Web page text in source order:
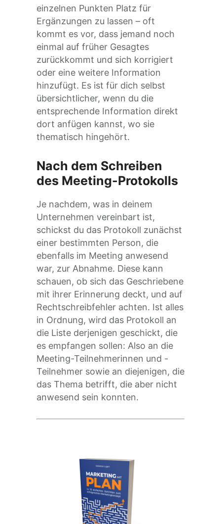
einzelnen Punkten Platz für
Ergänzungen zu lassen – oft
kommt es vor, dass jemand noch
einmal auf früher Gesagtes
zurückkommt und sich korrigiert
oder eine weitere Information
hinzufügt. Es ist für dich selbst
übersichtlicher, wenn du die
entsprechende Information direkt
dort anfügen kannst, wo sie
thematisch hingehört.
Nach dem Schreiben
des Meeting-Protokolls
Je nachdem, was in deinem
Unternehmen vereinbart ist,
schickst du das Protokoll zunächst
einer bestimmten Person, die
ebenfalls im Meeting anwesend
war, zur Abnahme. Diese kann
schauen, ob sich das Geschriebene
mit ihrer Erinnerung deckt, und auf
Rechtschreibfehler achten. Ist alles
in Ordnung, wird das Protokoll an
die Liste derjenigen geschickt, die
es empfangen sollen: Also an die
Meeting-Teilnehmerinnen und -
Teilnehmer sowie an diejenigen, die
das Thema betrifft, die aber nicht
anwesend sein konnten.